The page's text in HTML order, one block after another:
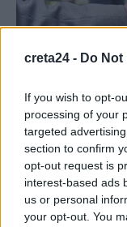
creta24 - Do
If you wish to opt-
processing of your
targeted
section to confirm
opt-out request is
interest-based ads
us or personal
your opt-out. You
ΚΟΙΝΩΝΙΑ ΚΡΗΤΗ
Σημαντικό
εργασίας
Σύλλογος